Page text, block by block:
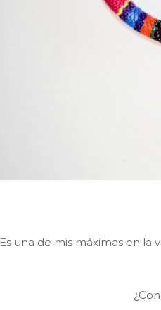
Es una de mis máximas en la